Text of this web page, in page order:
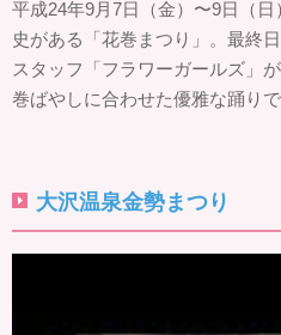
平成24年9月7日（金）〜9日（
史がある「花巻まつり」。最終
スタッフ「フラワーガールズ」
巻ばやしに合わせた優雅な踊り
大沢温泉金勢まつり